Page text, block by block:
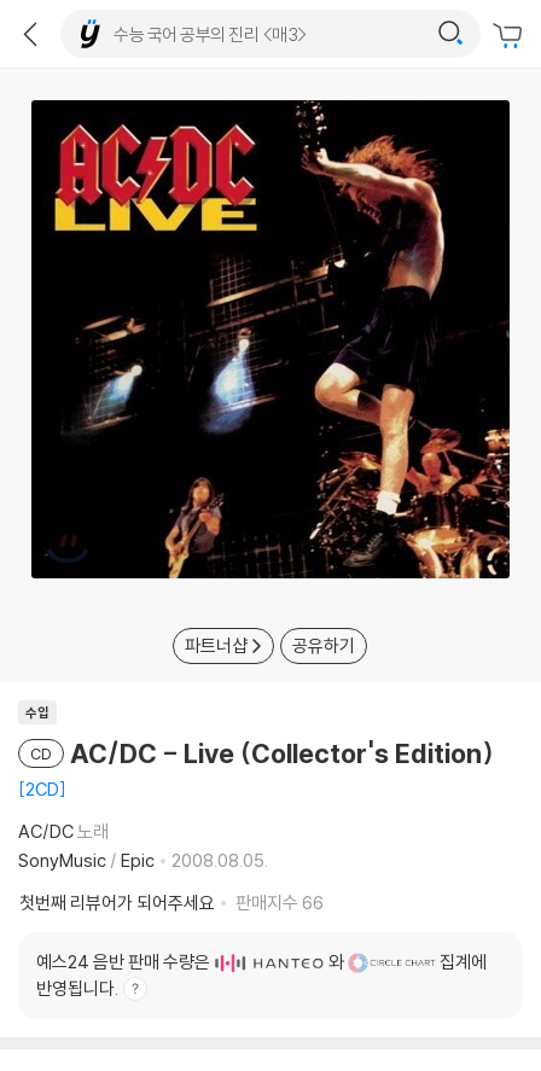
파트너샵 공유하기
수입
CD AC/DC - Live (Collector's Edition)
2CD
AC/DC노래
SonyMusic / Epic
2008.08.05.
첫번째 리뷰어가 되어주세요
판매지수 66
예스24 음반 판매 수량은 와
집계에
반영됩니다.